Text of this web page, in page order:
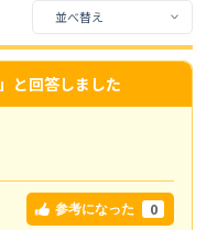
と回答しました
参考になった 0